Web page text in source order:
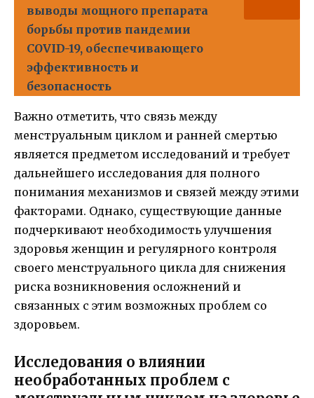
выводы мощного препарата
борьбы против пандемии
COVID-19, обеспечивающего
эффективность и
безопасность
Важно отметить, что связь между
менструальным циклом и ранней смертью
является предметом исследований и требует
дальнейшего исследования для полного
понимания механизмов и связей между этими
факторами. Однако, существующие данные
подчеркивают необходимость улучшения
здоровья женщин и регулярного контроля
своего менструального цикла для снижения
риска возникновения осложнений и
связанных с этим возможных проблем со
здоровьем.
Исследования о влиянии
необработанных проблем с